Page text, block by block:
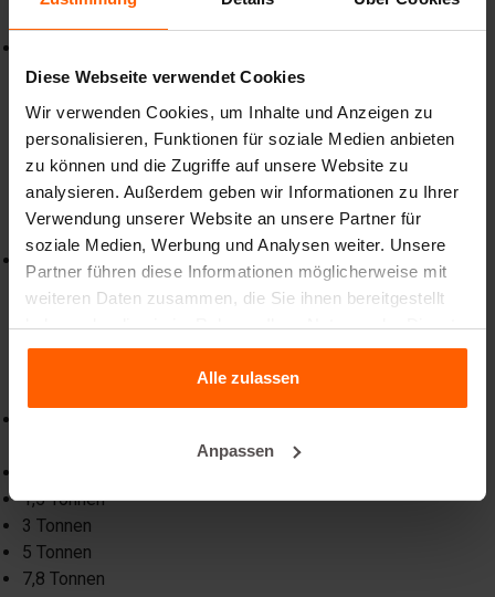
Diese Webseite verwendet Cookies
Wir verwenden Cookies, um Inhalte und Anzeigen zu
personalisieren, Funktionen für soziale Medien anbieten
zu können und die Zugriffe auf unsere Website zu
analysieren. Außerdem geben wir Informationen zu Ihrer
Verwendung unserer Website an unsere Partner für
soziale Medien, Werbung und Analysen weiter. Unsere
Partner führen diese Informationen möglicherweise mit
weiteren Daten zusammen, die Sie ihnen bereitgestellt
haben oder die sie im Rahmen Ihrer Nutzung der Dienste
gesammelt haben.
Alle zulassen
Anpassen
Wir fertigen unsere Tetrapod-Formen ausschließlich aus
hochwertigem S355-Baustahl. Das bedeutet: Sie sind auf
eine sehr lange Lebensdauer ausgelegt, mindestens 10
Jahre, selbst bei intensiver Nutzung.
💡
Das gilt für alle unsere Betonformen, nicht nur für
Tetrapoden.
Effizient
Ein durchdachtes Design sorgt dafür, dass Sie Tetrapoden
schnell und reibungslos produzieren können. Lassen Sie
entformen Sie anschließend und nutzen Sie die Formen
Wir bieten Formen in verschiedenen Größen:
1,5 Tonnen
3 Tonnen
5 Tonnen
7,8 Tonnen